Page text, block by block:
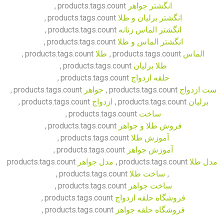
انگشتر جواهر products.tags.count
,
انگشتر برلیان و طلا products.tags.count
,
انگشتر الماس زنانه products.tags.count
,
انگشتر الماس و طلا products.tags.count
,
الماس products.tags.count
, طلا products.tags.count
,
طلا برلیان products.tags.count
,
حلقه ازدواج products.tags.count
,
ست ازدواج products.tags.count
, جواهر products.tags.count
,
برلیان products.tags.count
, ازدواج products.tags.count
,
ساخت products.tags.count
,
فروش طلا و جواهر products.tags.count
,
آموزش طلا products.tags.count
,
آموزش جواهر products.tags.count
,
مدل طلا products.tags.count
, مدل جواهر products.tags.count
, ساخت طلا products.tags.count
,
ساخت جواهر products.tags.count
,
فروشگاه حلقه ازدواج products.tags.count
,
فروشگاه حلقه جواهز products.tags.count
,